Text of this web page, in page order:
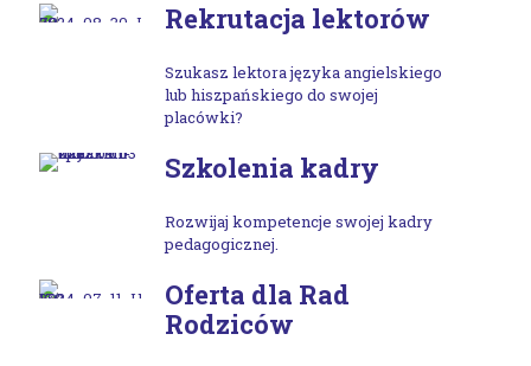
Rekrutacja lektorów
Szukasz lektora języka angielskiego
lub hiszpańskiego do swojej
placówki?
Szkolenia kadry
Rozwijaj kompetencje swojej kadry
pedagogicznej.
Oferta dla Rad
Rodziców